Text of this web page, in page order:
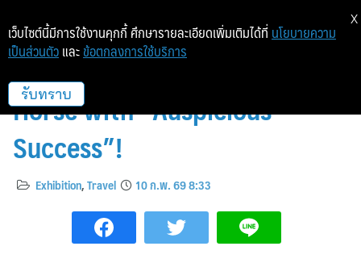
Celebrate the Year of the
Horse with “Auspicious
Success”!
Exhibition,Travel 10 ก.พ. 69 8:33
เว็บไซต์นี้มีการใช้งานคุกกี้ ศึกษารายละเอียดเพิ่มเติมได้ที่ นโยบายความ
เป็นส่วนตัว และ ข้อตกลงการใช้บริการ
รับทราบ
X